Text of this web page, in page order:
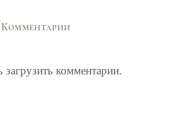
Комментарии
загрузить комментарии.